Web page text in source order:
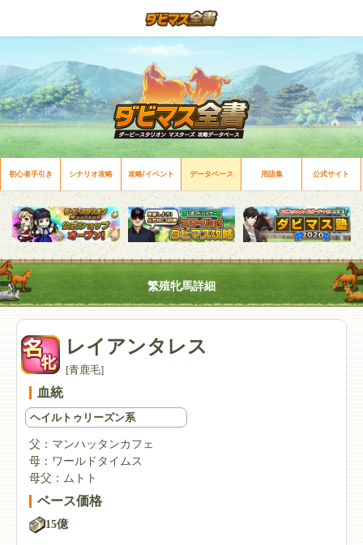
初心者手引き シナリオ攻略 攻略/イベント データベース 用語集 公式サイト
繁殖牝馬詳細
レイアンタレス
[青鹿毛]
血統
ヘイルトゥリーズン系
父： マンハッタンカフェ
母： ワールドタイムス
母父： ムトト
ベース価格
15億